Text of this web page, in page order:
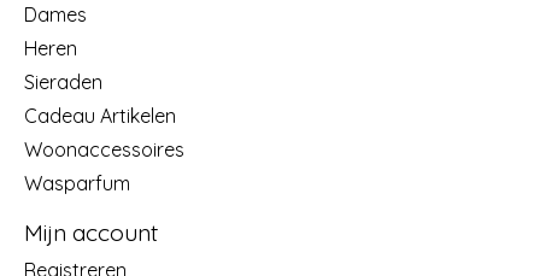
Dames
Heren
Sieraden
Cadeau Artikelen
Woonaccessoires
Wasparfum
Mijn account
Registreren